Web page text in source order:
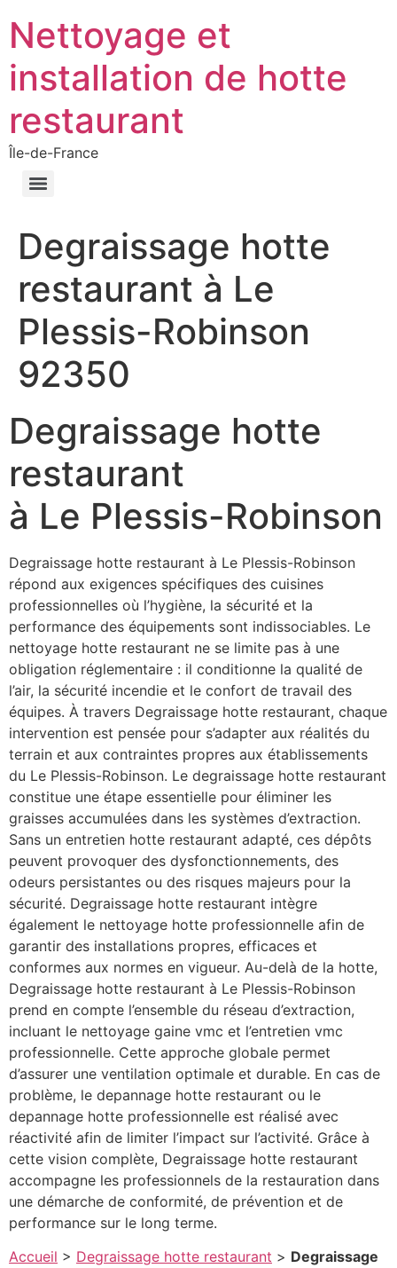
Nettoyage et
installation de hotte
restaurant
Île-de-France
Degraissage hotte
restaurant à Le
Plessis-Robinson
92350
Degraissage hotte
restaurant
à Le Plessis-Robinson
Degraissage hotte restaurant à Le Plessis-Robinson
répond aux exigences spécifiques des cuisines
professionnelles où l’hygiène, la sécurité et la
performance des équipements sont indissociables. Le
nettoyage hotte restaurant ne se limite pas à une
obligation réglementaire : il conditionne la qualité de
l’air, la sécurité incendie et le confort de travail des
équipes. À travers Degraissage hotte restaurant, chaque
intervention est pensée pour s’adapter aux réalités du
terrain et aux contraintes propres aux établissements
du Le Plessis-Robinson. Le degraissage hotte restaurant
constitue une étape essentielle pour éliminer les
graisses accumulées dans les systèmes d’extraction.
Sans un entretien hotte restaurant adapté, ces dépôts
peuvent provoquer des dysfonctionnements, des
odeurs persistantes ou des risques majeurs pour la
sécurité. Degraissage hotte restaurant intègre
également le nettoyage hotte professionnelle afin de
garantir des installations propres, efficaces et
conformes aux normes en vigueur. Au-delà de la hotte,
Degraissage hotte restaurant à Le Plessis-Robinson
prend en compte l’ensemble du réseau d’extraction,
incluant le nettoyage gaine vmc et l’entretien vmc
professionnelle. Cette approche globale permet
d’assurer une ventilation optimale et durable. En cas de
problème, le depannage hotte restaurant ou le
depannage hotte professionnelle est réalisé avec
réactivité afin de limiter l’impact sur l’activité. Grâce à
cette vision complète, Degraissage hotte restaurant
accompagne les professionnels de la restauration dans
une démarche de conformité, de prévention et de
performance sur le long terme.
Accueil > Degraissage hotte restaurant > Degraissage